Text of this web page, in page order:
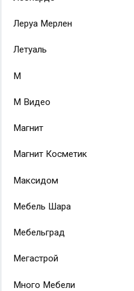
Леруа Мерлен
Летуаль
М
М Видео
Магнит
Магнит Косметик
Максидом
Мебель Шара
Мебельград
Мегастрой
Много Мебели